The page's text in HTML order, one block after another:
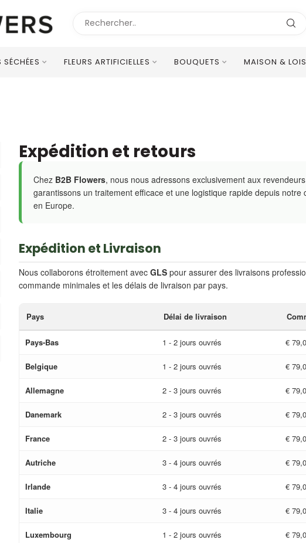
SÉCHÉES FLEURS ARTIFICIELLES BOUQUETS MAISON &
Expédition et retours
Chez B2B Flowers, nous nous adressons exclusivement aux
garantissons un traitement efficace et une logistique rapide depuis notre
en Europe.
Expédition et Livraison
Nous collaborons étroitement avec GLS pour assurer des livraisons
commande minimales et les délais de livraison par pays.
Pays Délai de livraison
Pays-Bas 1 - 2 jours ouvrés €
Belgique 1 - 2 jours ouvrés €
Allemagne 2 - 3 jours ouvrés €
Danemark 2 - 3 jours ouvrés €
France 2 - 3 jours ouvrés €
Autriche 3 - 4 jours ouvrés €
Irlande 3 - 4 jours ouvrés €
Italie 3 - 4 jours ouvrés €
Luxembourg 1 - 2 jours ouvrés €